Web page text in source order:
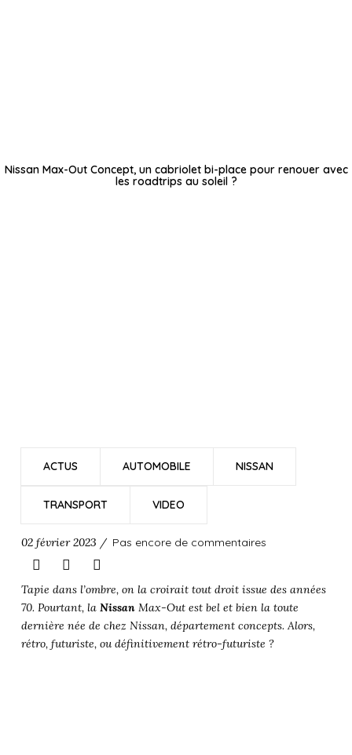
Nissan Max-Out Concept, un cabriolet bi-place pour renouer avec
les roadtrips au soleil ?
ACTUS AUTOMOBILE NISSAN
TRANSPORT VIDEO
02 février 2023 / Pas encore de commentaires
Tapie dans l’ombre, on la croirait tout droit issue des années
70. Pourtant, la NissanMax-Out est bel et bien la toute
dernière née de chez Nissan, département concepts. Alors,
rétro, futuriste, ou définitivement rétro-futuriste ?